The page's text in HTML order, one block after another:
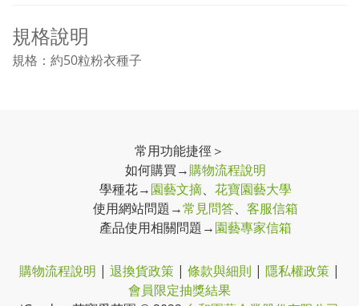
規格說明
規格：約50粒粉衣種子
常用功能捷徑＞
如何購買→購物流程說明
學種花→園藝文摘、 花寶園藝大學
使用網站問題→常見問答、 客服信箱
產品使用相關問題→園藝專家信箱
購物流程說明 | 退換貨政策 | 條款與細則 | 隱私權政策 |
會員限定抽獎結果